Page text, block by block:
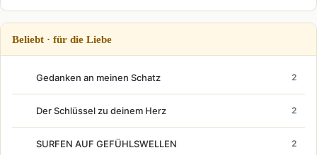
Beliebt · für die Liebe
Gedanken an meinen Schatz 2
Der Schlüssel zu deinem Herz 2
SURFEN AUF GEFÜHLSWELLEN 2